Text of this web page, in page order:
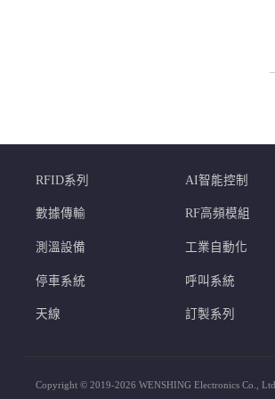
RFID系列 AI智能控制
數據傳輸 RF高頻模組
測溫設備 工業自動化
停車系統 呼叫系統
天線 訂製系列
Copyright © 2019-2026 WENSHING Electronics Co.,